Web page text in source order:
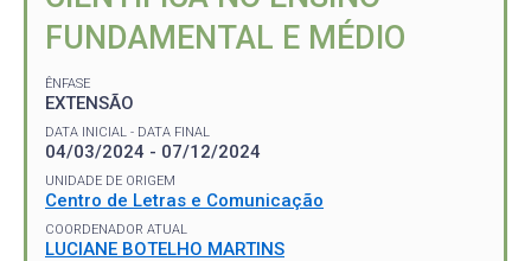
FUNDAMENTAL E MÉDIO
ÊNFASE
EXTENSÃO
DATA INICIAL - DATA FINAL
04/03/2024 - 07/12/2024
UNIDADE DE ORIGEM
Centro de Letras e Comunicação
COORDENADOR ATUAL
LUCIANE BOTELHO MARTINS